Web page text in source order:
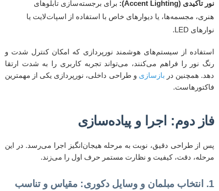
نور تاکیدی (Accent Lighting):
برای برجسته‌سازی تابلوهای
هنری، مجسمه‌ها، یا دیوارهای خاص با استفاده از اسپات‌لایت یا
نوارهای LED.
استفاده از سیستم‌های هوشمند نورپردازی که امکان کنترل شدت و
رنگ نور را فراهم می‌کنند، می‌تواند تجربه کاربری را به شدت ارتقا
دهد. همچنین در بازسازی و طراحی داخلی، نورپردازی یکی از مهمترین
فاکتورهاست.
فاز دوم: اجرا و پیاده‌سازی
پس از طراحی دقیق، نوبت به مرحله هیجان‌انگیز اجرا می‌رسد. در این
مرحله، دقت، کیفیت و نظارت مستمر حرف اول را می‌زند.
1. انتخاب مبلمان و وسایل دکوری: مقیاس و تناسب